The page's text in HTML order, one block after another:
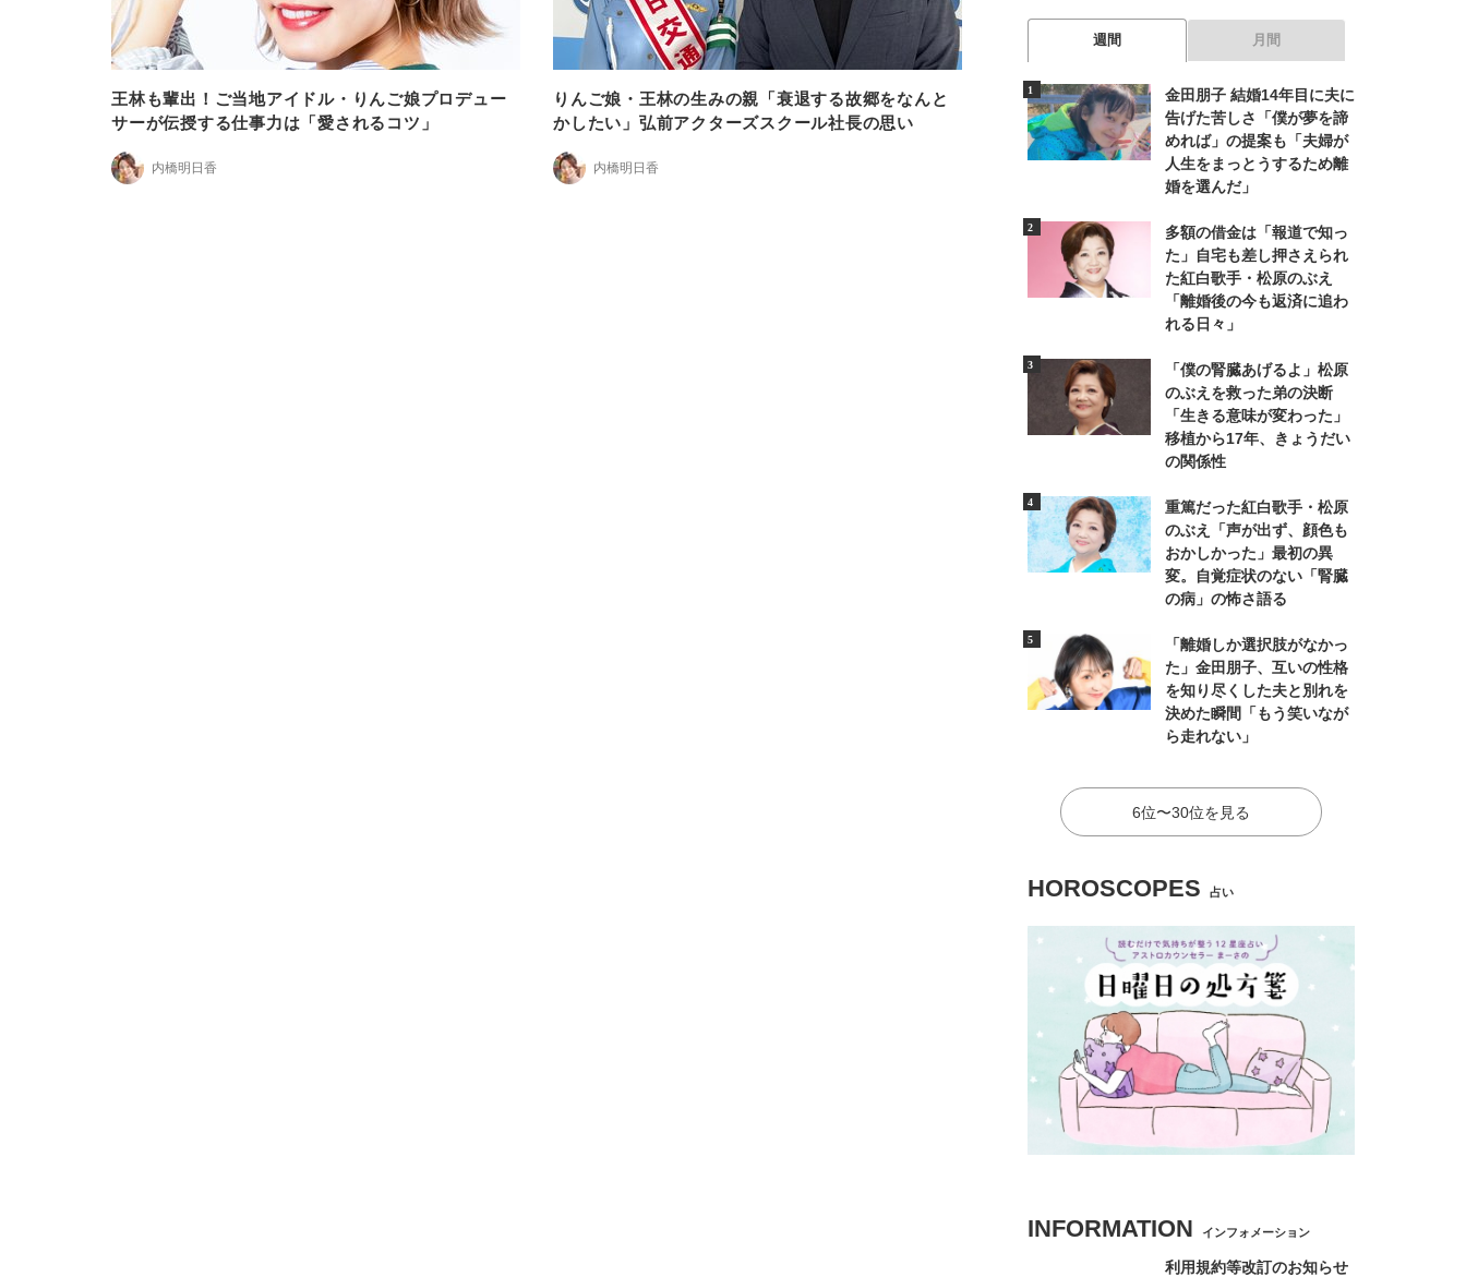
王林も輩出！ご当地アイドル・りんご娘プロデュー
サーが伝授する仕事力は「愛されるコツ」
内橋明日香
りんご娘・王林の生みの親「衰退する故郷をなんと
かしたい」弘前アクターズスクール社長の思い
内橋明日香
週間 月間
金田朋子 結婚14年目に夫に
告げた苦しさ「僕が夢を諦
めれば」の提案も「夫婦が
人生をまっとうするため離
婚を選んだ」
多額の借金は「報道で知っ
た」自宅も差し押さえられ
た紅白歌手・松原のぶえ
「離婚後の今も返済に追わ
れる日々」
「僕の腎臓あげるよ」松原
のぶえを救った弟の決断
「生きる意味が変わった」
移植から17年、きょうだい
の関係性
重篤だった紅白歌手・松原
のぶえ「声が出ず、顔色も
おかしかった」最初の異
変。自覚症状のない「腎臓
の病」の怖さ語る
「離婚しか選択肢がなかっ
た」金田朋子、互いの性格
を知り尽くした夫と別れを
決めた瞬間「もう笑いなが
ら走れない」
6位〜30位を見る
HOROSCOPES 占い
INFORMATION インフォメーション
利用規約等改訂のお知らせ